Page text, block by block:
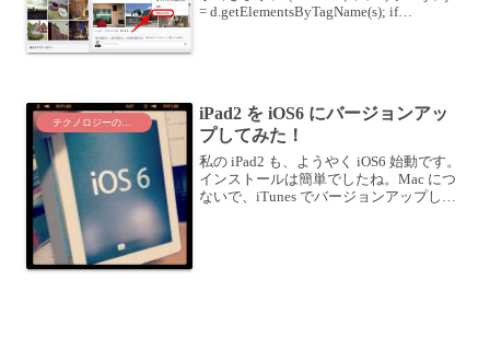
= d.getElementsByTagName(s); if
iPad2 を iOS6 にバージョンアッ
プしてみた！
私の iPad2 も、ようやく iOS6 始動です。
インストールは簡単でしたね。Mac につ
ないで、iTunes でバージョンアップしま